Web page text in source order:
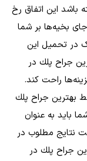
باشد این اتفاق رخ
بخیه‌ها بر شما
تحمیل این
جراح پلك در
راحت کند.
بهترين جراح پلك
باید به عنوان
نتایج مطلوب در
جراح پلك در